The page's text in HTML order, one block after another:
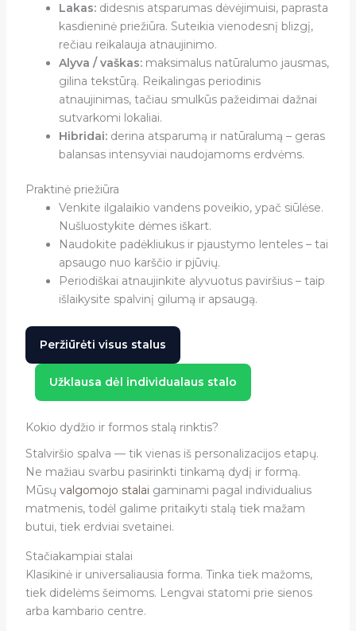
Lakas:didesnis atsparumas dėvėjimuisi, paprasta
kasdieninė priežiūra. Suteikia vienodesnį blizgį,
rečiau reikalauja atnaujinimo.
Alyva / vaškas:maksimalus natūralumo jausmas,
gilina tekstūrą. Reikalingas periodinis
atnaujinimas, tačiau smulkūs pažeidimai dažnai
sutvarkomi lokaliai.
Hibridai:derina atsparumą ir natūralumą – geras
balansas intensyviai naudojamoms erdvėms.
Praktinė priežiūra
Venkite ilgalaikio vandens poveikio, ypač siūlėse.
Nušluostykite dėmes iškart.
Naudokite padėkliukus ir pjaustymo lenteles – tai
apsaugo nuo karščio ir pjūvių.
Periodiškai atnaujinkite alyvuotus paviršius – taip
išlaikysite spalvinį gilumą ir apsaugą.
Peržiūrėti visus stalus
Užklausa dėl individualaus stalo
Kokio dydžio ir formos stalą rinktis?
Stalviršio spalva — tik vienas iš personalizacijos etapų.
Ne mažiau svarbu pasirinkti tinkamą dydį ir formą.
Mūsų valgomojo stalai gaminami pagal individualius
matmenis, todėl galime pritaikyti stalą tiek mažam
butui, tiek erdviai svetainei.
Stačiakampiai stalai
Klasikinė ir universaliausia forma. Tinka tiek mažoms,
tiek didelėms šeimoms. Lengvai statomi prie sienos
arba kambario centre.